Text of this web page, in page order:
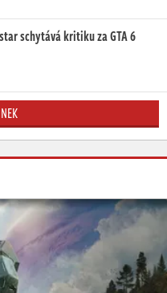
schytává kritiku za GTA 6